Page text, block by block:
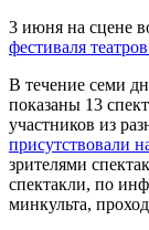
3 июня на сцене
фестиваля
В течение семи
показаны 13
участников из
присутствовали
зрителями
спектакли, по
минкульта,